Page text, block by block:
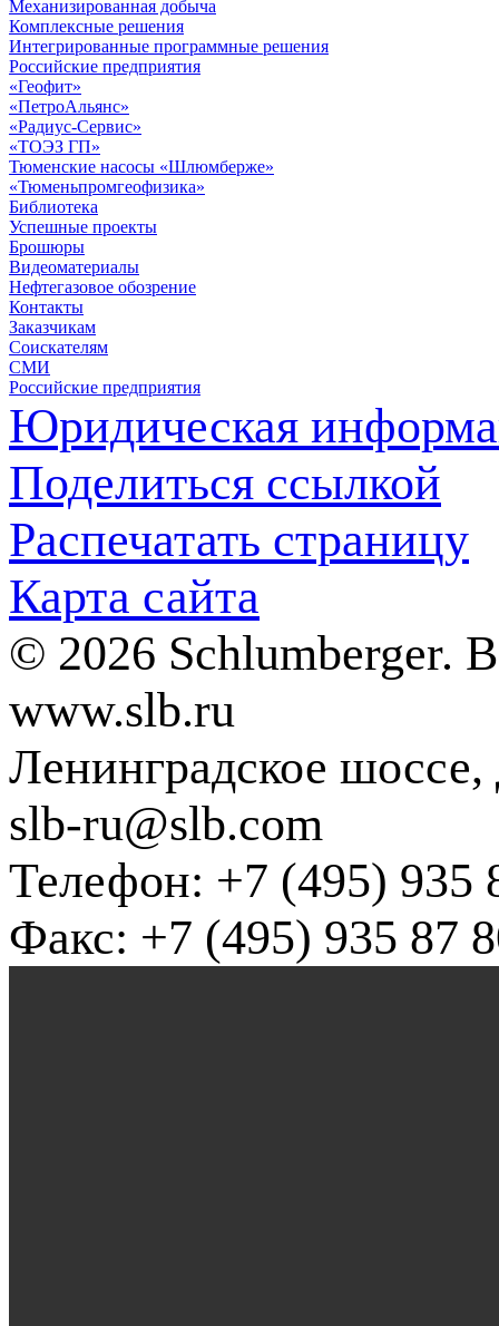
Механизированная добыча
Комплексные решения
Интегрированные программные решения
Российские предприятия
«Геофит»
«ПетроАльянс»
«Радиус-Сервис»
«ТОЭЗ ГП»
Тюменские насосы «Шлюмберже»
«Тюменьпромгеофизика»
Библиотека
Успешные проекты
Брошюры
Видеоматериалы
Нефтегазовое обозрение
Контакты
Заказчикам
Соискателям
СМИ
Российские предприятия
Юридическая
Поделиться ссылкой
Распечатать страницу
Карта сайта
© 2026 Schlumberger.
www.slb.ru
Ленинградское
slb-ru@slb.com
Телефон: +7 (495) 935
Факс: +7 (495) 935 87